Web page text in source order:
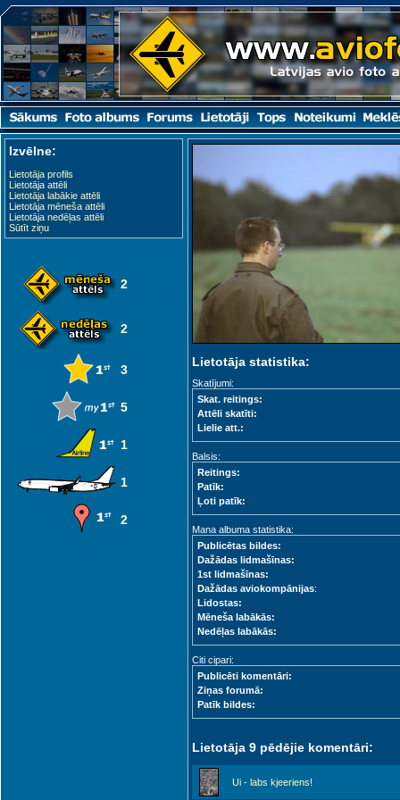
Izvēlne:
Lietotāja profils
Lietotāja attēli
Lietotāja labākie attēli
Lietotāja mēneša attēli
Lietotāja nedēļas attēli
Sūtīt ziņu
2
2
3
5
1
1
2
Lietotāja statistika:
Skatījumi:
Skat. reitings:
Attēli skatīti:
Lielie att.:
Balsis:
Reitings:
Patīk:
Ļoti patīk:
Mana albuma statistika:
Publicētas bildes:
Dažādas lidmašīnas:
1st lidmašīnas:
Dažādas aviokompānijas:
Lidostas:
Mēneša labākās:
Nedēļas labākās:
Citi cipari:
Publicēti komentāri:
Ziņas forumā:
Patīk bildes:
Lietotāja 9 pēdējie komentāri:
Ui - labs kjeeriens!